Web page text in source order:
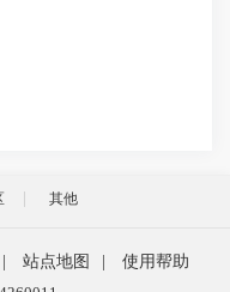
其他
站点地图
使用帮助